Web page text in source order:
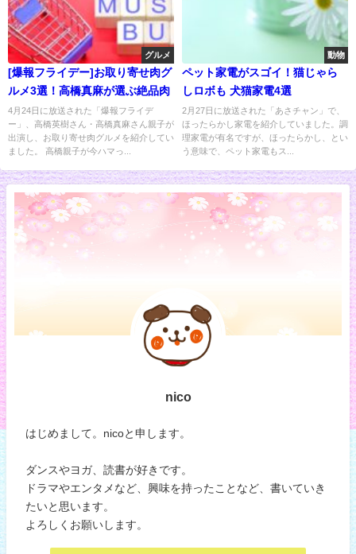
グルメ
[爆報フライデー]お取り寄せ肉グ
ルメ3選！高橋真麻が選ぶ絶品肉
4月24日に放送された「爆報フライデ
ー」、高橋英樹さん・高橋真麻さん親子が
出演し、お取り寄せ肉グルメを紹介してい
ました。 高橋親子が今ハマっ...
動物
ペット家電がスゴイ！猫じゃら
しロボも 犬猫家電4選
2月27日に放送された「あさチャン」で、
ほったらかし家電を紹介していました。調
理家電が有名ですが、ほったらかし、とい
う意味で、ペット家電もス...
nico
はじめまして。nicoと申します。
ダンスやヨガ、読書が好きです。
ドラマやエンタメなど、興味を持ったことなど、書いていき
たいと思います。
よろしくお願いします。